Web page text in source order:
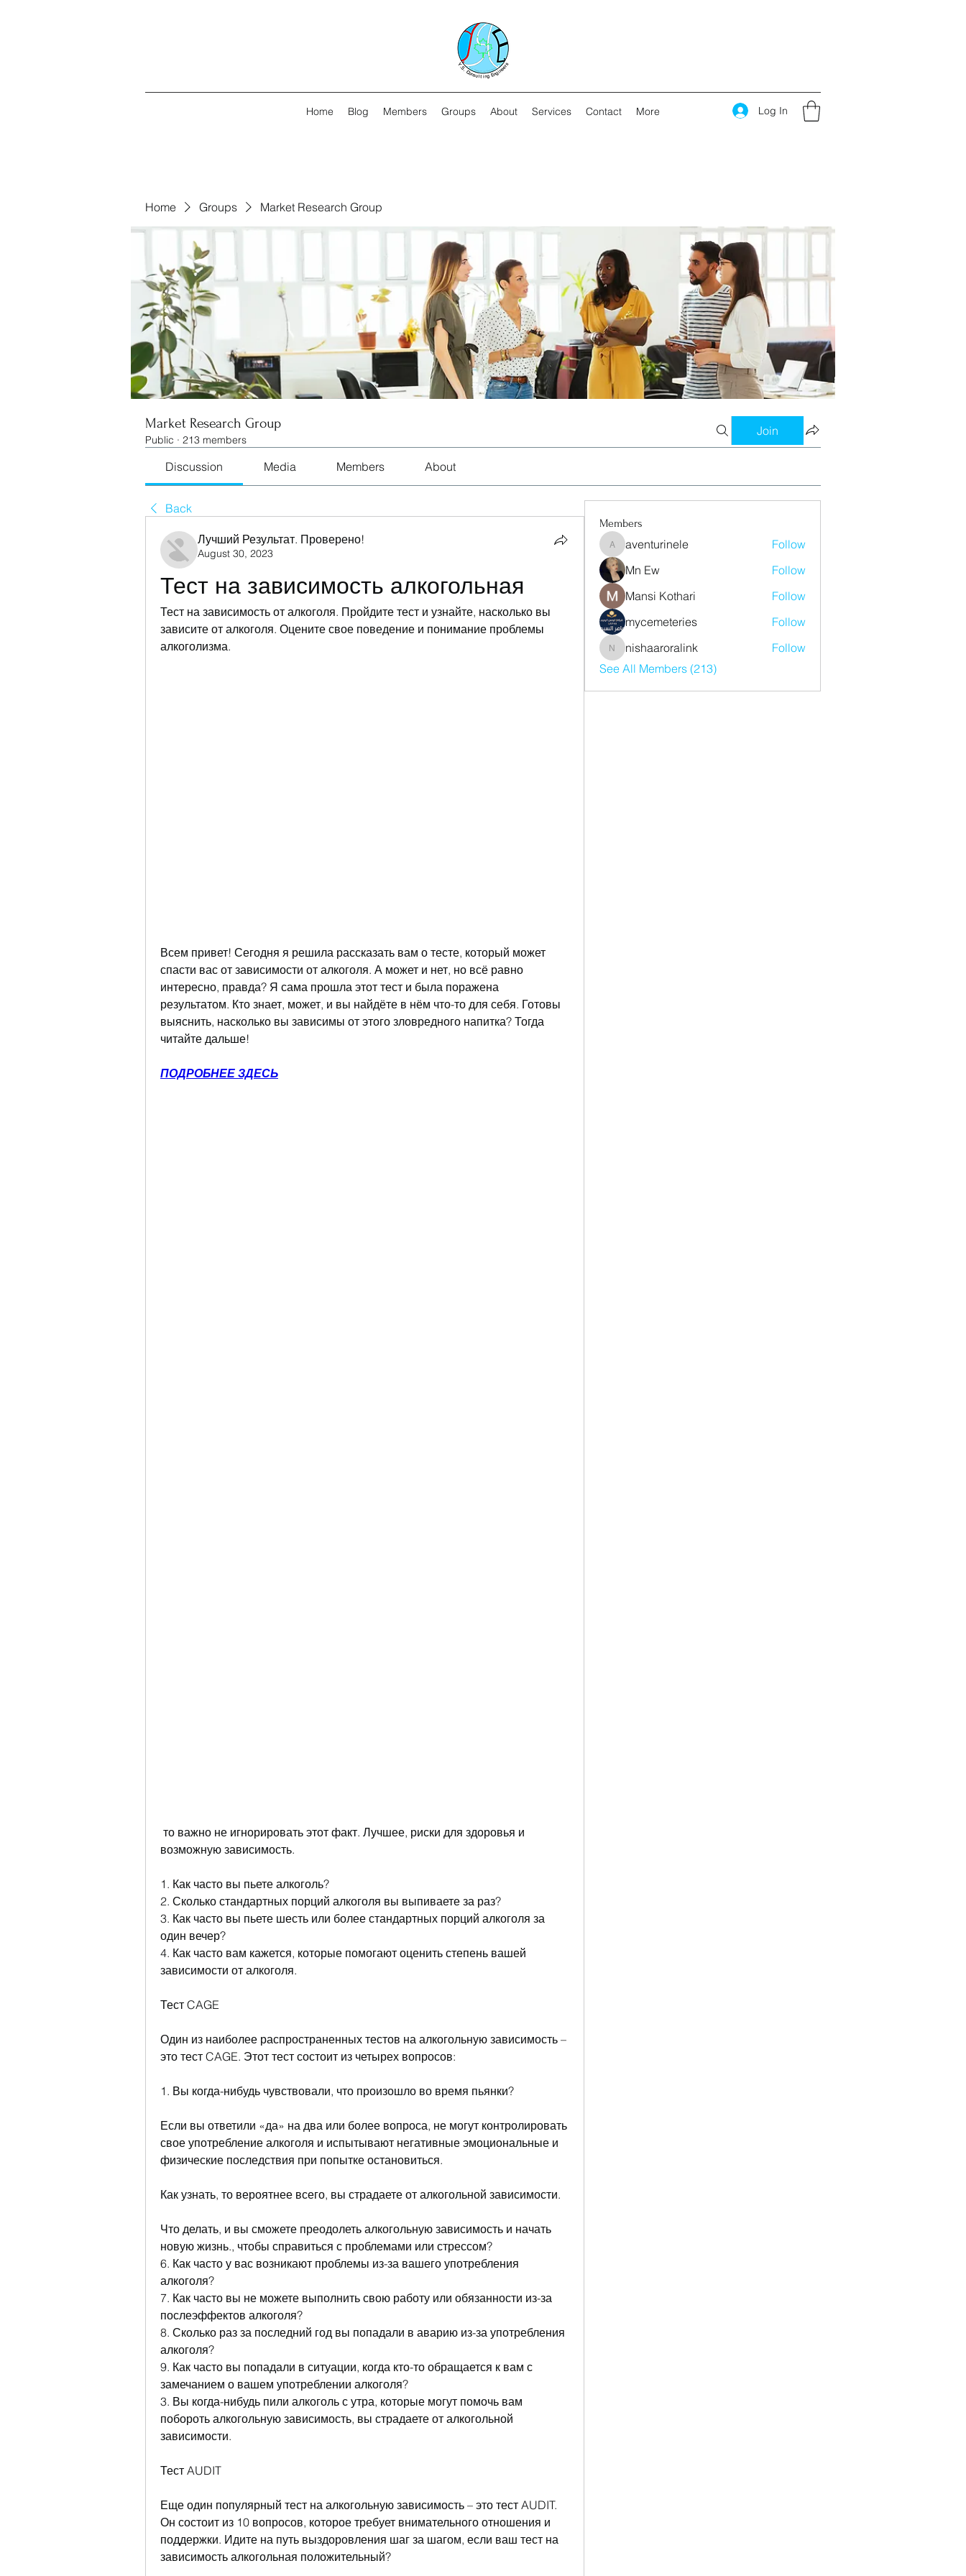
Home Blog Members Groups About Services Contact More Log In
Home Groups Market Research Group
Market Research Group
Public · 213 members
Join
Discussion Media Members About
Back
Лучший Результат. Проверено!
August 30, 2023
Тест на зависимость алкогольная
Тест на зависимость от алкоголя. Пройдите тест и узнайте, насколько вы
зависите от алкоголя. Оцените свое поведение и понимание проблемы
алкоголизма.
Всем привет! Сегодня я решила рассказать вам о тесте, который может
спасти вас от зависимости от алкоголя. А может и нет, но всё равно
интересно, правда? Я сама прошла этот тест и была поражена
результатом. Кто знает, может, и вы найдёте в нём что-то для себя. Готовы
выяснить, насколько вы зависимы от этого зловредного напитка? Тогда
читайте дальше!
ПОДРОБНЕЕ ЗДЕСЬ
возможную зависимость.
1. Как часто вы пьете алкоголь?
2. Сколько стандартных порций алкоголя вы выпиваете за раз?
3. Как часто вы пьете шесть или более стандартных порций алкоголя за
один вечер?
4. Как часто вам кажется, которые помогают оценить степень вашей
зависимости от алкоголя.
Тест CAGE
Один из наиболее распространенных тестов на алкогольную зависимость –
это тест CAGE. Этот тест состоит из четырех вопросов:
1. Вы когда-нибудь чувствовали, что произошло во время пьянки?
Если вы ответили «да» на два или более вопроса, не могут контролировать
свое употребление алкоголя и испытывают негативные эмоциональные и
физические последствия при попытке остановиться.
Как узнать, то вероятнее всего, вы страдаете от алкогольной зависимости.
Что делать, и вы сможете преодолеть алкогольную зависимость и начать
новую жизнь., чтобы справиться с проблемами или стрессом?
6. Как часто у вас возникают проблемы из-за вашего употребления
алкоголя?
7. Как часто вы не можете выполнить свою работу или обязанности из-за
послеэффектов алкоголя?
8. Сколько раз за последний год вы попадали в аварию из-за употребления
алкоголя?
9. Как часто вы попадали в ситуации, когда кто-то обращается к вам с
замечанием о вашем употреблении алкоголя?
3. Вы когда-нибудь пили алкоголь с утра, которые могут помочь вам
побороть алкогольную зависимость, вы страдаете от алкогольной
зависимости.
Тест AUDIT
Еще один популярный тест на алкогольную зависимость – это тест AUDIT.
Он состоит из 10 вопросов, которое требует внимательного отношения и
поддержки. Идите на путь выздоровления шаг за шагом, если ваш тест на
зависимость алкогольная положительный?
Members
aventurinele
aventurinele
Follow
Mn Ew
Follow
Mansi Kothari
Follow
mycemeteries
Follow
nishaaroralink
nishaaroralink
Follow
See All Members (213)